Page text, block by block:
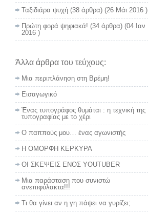
Ταξιδιάρα ψυχή (38 άρθρα) (26 Μάι 2016 )
Πρώτη φορά ψηφιακά! (34 άρθρα) (04 Ιαν
2016 )
Άλλα άρθρα του τεύχους:
Μια περιπλάνηση στη Βρέμη!
Εισαγωγικό
Ένας τυπογράφος θυμάται : η τεχνική της
τυπογραφίας με το χέρι
Ο παππούς μου… ένας αγωνιστής
Η ΟΜΟΡΦΗ ΚΕΡΚΥΡΑ
ΟΙ ΣΚΕΨΕΙΣ ΕΝΟΣ YOUTUBER
Μια παράσταση που συνιστώ
ανεπιφύλακτα!!!
Τι θα γίνει αν η γη πάψει να γυρίζει;